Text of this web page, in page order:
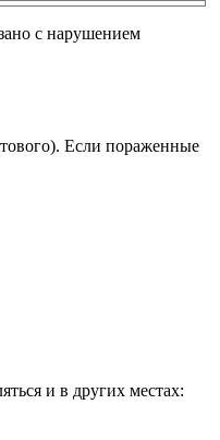
с нарушением
Если пораженные
и в других местах: